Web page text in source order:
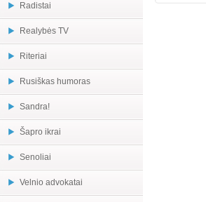
Radistai
Realybės TV
Riteriai
Rusiškas humoras
Sandra!
Šapro ikrai
Senoliai
Velnio advokatai